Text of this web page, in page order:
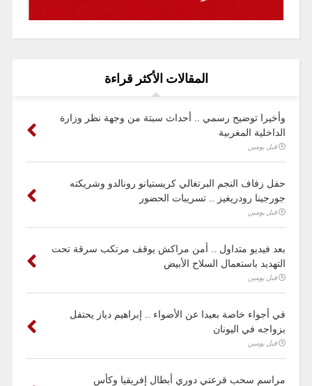
المقالات الأكثر قراءة
وأخيرا توضيح رسمي .. أحداث سبتة من وجهة نظر وزارة
الداخلية المغربية
قبل يومين
حفل زفاف النجم البرتغالي كريستيانو رونالدو وشريكته
جورجينا رودريغيز .. تسريبات الحضور
قبل يومين
بعد فيديو متداول .. أمن مراكش يوقف مرتكب سرقة تحت
التهديد باستعمال السلاح الأبيض
قبل يومين
في أجواء خاصة بعيدا عن الأضواء .. إبراهيم دياز يحتفل
بزواجه في اليونان
قبل يومين
مراسم سحب قرعتي دوري أبطال إفريقيا وكأس